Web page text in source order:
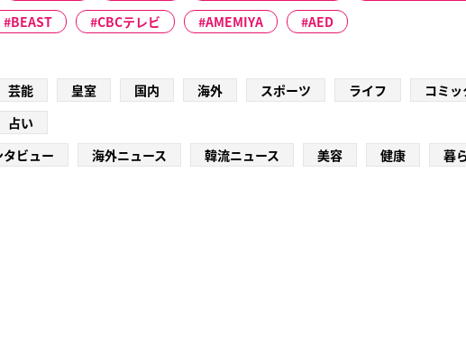
BEAST CBCテレビ AMEMIYA AED
芸能 皇室 国内 海外 スポーツ ライフ コミッ
占い
タビュー 海外ニュース 韓流ニュース 美容 健康 暮